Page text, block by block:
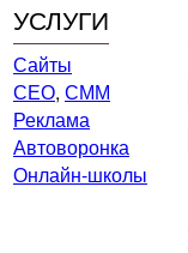
УСЛУГИ
Сайты
СЕО, СММ
Реклама
Автоворонка
Онлайн-школы